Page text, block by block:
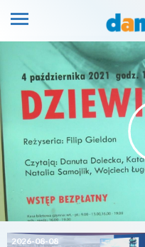
2026-08-08